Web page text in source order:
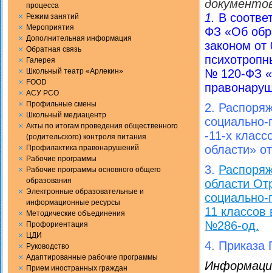
процесса
Режим занятий
Мероприятия
Дополнительная информация
Обратная связь
Галерея
Школьный театр «Арлекин»
FOOD
АСУ РСО
Профильные смены
Школьный медиацентр
Акты по итогам проведения общественного
(родительского) контроля питания
Профилактика правонарушений
Рабочие программы
Рабочие программы основного общего
образования
Электронные образовательные и
информационные ресурсы
Методические объединения
Профориентация
ЦДИ
Руководство
Адаптированные рабочие программы
Прием иностранных граждан
1. В
ФЗ «Об
законом
№ 120-ФЗ
2.
социально-
-11-х
области»
3.
области
социально-
11 классов
№286-од.
4.